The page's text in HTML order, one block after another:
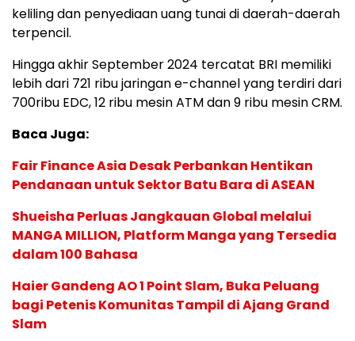
keliling dan penyediaan uang tunai di daerah-daerah
terpencil.
Hingga akhir September 2024 tercatat BRI memiliki
lebih dari 721 ribu jaringan e-channel yang terdiri dari
700ribu EDC, 12 ribu mesin ATM dan 9 ribu mesin CRM.
Baca Juga:
Fair Finance Asia Desak Perbankan Hentikan
Pendanaan untuk Sektor Batu Bara di ASEAN
Shueisha Perluas Jangkauan Global melalui
MANGA MILLION, Platform Manga yang Tersedia
dalam 100 Bahasa
Haier Gandeng AO 1 Point Slam, Buka Peluang
bagi Petenis Komunitas Tampil di Ajang Grand
Slam